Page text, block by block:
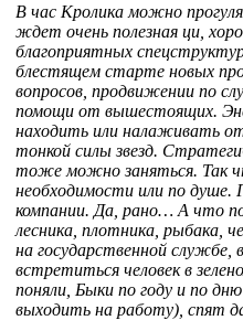
В час Кролика можно
ждет очень полезная ци,
благоприятных
блестящем старте новых
вопросов, продвижении по
помощи от вышестоящих.
находить или налаживать
тонкой силы звезд.
тоже можно заняться. Так
необходимости или по душе.
компании. Да, рано… А что
лесника, плотника, рыбака,
на государственной
встретиться человек в
поняли, Быки по году и по
выходить на работу), спят